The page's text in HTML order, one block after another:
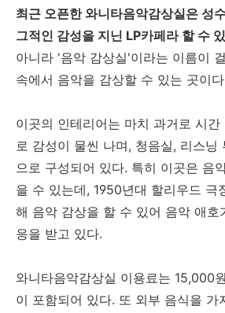
최근 오픈한 와니타음악감상실은 성
그적인 감성을 지닌 LP카페라 할 수
아니라 '음악 감상실'이라는 이름이
속에서 음악을 감상할 수 있는 곳이
이곳의 인테리어는 마치 과거로 시
로 감성이 물씬 나며, 청음실, 리스닝
으로 구성되어 있다. 특히 이곳은 음
을 수 있는데, 1950년대 할리우드 극
해 음악 감상을 할 수 있어 음악 애호
응을 받고 있다.
와니타음악감상실 이용료는 15,000
이 포함되어 있다. 또 외부 음식을 가